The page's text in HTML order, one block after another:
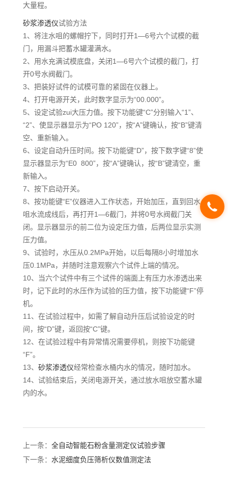
大量程。
砂浆渗透仪试验方法
1、将注水咀的螺帽拧下，同时打开1—6号六个试模的截
门，用漏斗把蓄水罐灌满水。
2、用水充满试模底盘，关闭1—6号六个试模的截门，打
开0号水阀截门。
3、把装好试件的试模可靠的紧固在仪器上。
4、打开电源开关，此时数字显示为“00.000”。
5、设定试验zui大压力值。按下功能键“C”分别输入“1”、
“2”、使显示器显示为“PO 120”，按“A”键确认，按“B”键清
空、重新输入。
6、设定自动升压时间。按下功能键“D”，按下数字键“8”使
显示器显示为“E0 800”，按“A”键确认，按“B”键清空，重
新输入。
7、按下启动开关。
8、按功能键“E”仪器进入工作状态，开始加压，直到回水
咀水流成线后，再打开1—6截门，并将0号水阀截门关
闭。显示器显示的前二位为设定压力值，后两位显示实测
压力值。
9、试验时，水压从0.2MPa开始，以后每隔8小时增加水
压0.1MPa，并随时注意观察六个试件上端的情况。
10、当六个试件中有三个试件的端面上有压力水渗透出来
时，记下此时的水压作为试验的压力值，按下功能键“F”停
机。
11、在试验过程中，如需了解自动升压后试验设定的时
间，按“D”键，返回按“C”键。
12、在试验过程中有异常情况需要停机，则按下功能键
“F”。
13、 砂浆渗透仪经常检查水桶内水的情况，随时加水。
14、试验结束后，关闭电源开关，通过放水咀放空蓄水罐
内的水。
上一条： 全自动智能石粉含量测定仪试验步骤
下一条： 水泥细度负压筛析仪数值测定法